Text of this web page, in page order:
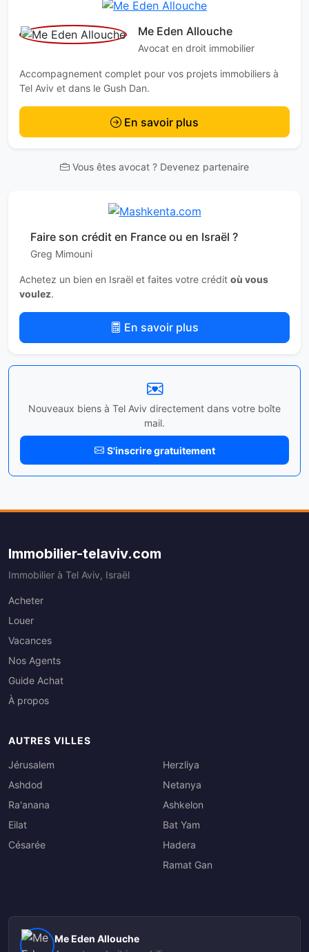
Me Eden Allouche
Avocat en droit immobilier
Accompagnement complet pour vos projets immobiliers à
Tel Aviv et dans le Gush Dan.
En savoir plus
Vous êtes avocat ? Devenez partenaire
Faire son crédit en France ou en Israël ?
Greg Mimouni
Achetez un bien en Israël et faites votre crédit où vous
voulez.
En savoir plus
Nouveaux biens à Tel Aviv directement dans votre boîte
mail.
S'inscrire gratuitement
Immobilier-telaviv.com
Immobilier à Tel Aviv, Israël
Acheter
Louer
Vacances
Nos Agents
Guide Achat
À propos
AUTRES VILLES
Jérusalem
Ashdod
Ra'anana
Eilat
Césarée
Herzliya
Netanya
Ashkelon
Bat Yam
Hadera
Ramat Gan
Me Eden Allouche